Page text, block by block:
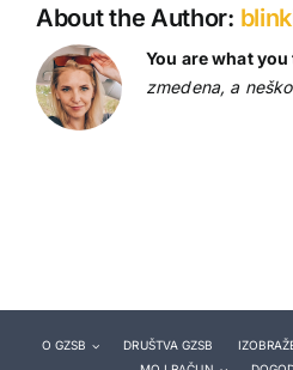
About the Author:
You are what
zmedena, a
O GZSB DRUŠTVA GZSB